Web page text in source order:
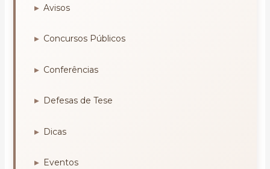
Avisos
Concursos Públicos
Conferências
Defesas de Tese
Dicas
Eventos